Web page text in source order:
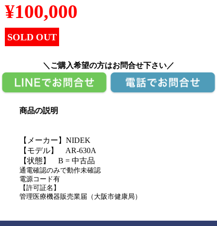
¥100,000
SOLD OUT
＼ご購入希望の方はお問合せ下さい／
商品の説明
【メーカー】NIDEK
【モデル】 AR-630A
【状態】 B = 中古品
通電確認のみで動作未確認
電源コード有
【許可証名】
管理医療機器販売業届（大阪市健康局）